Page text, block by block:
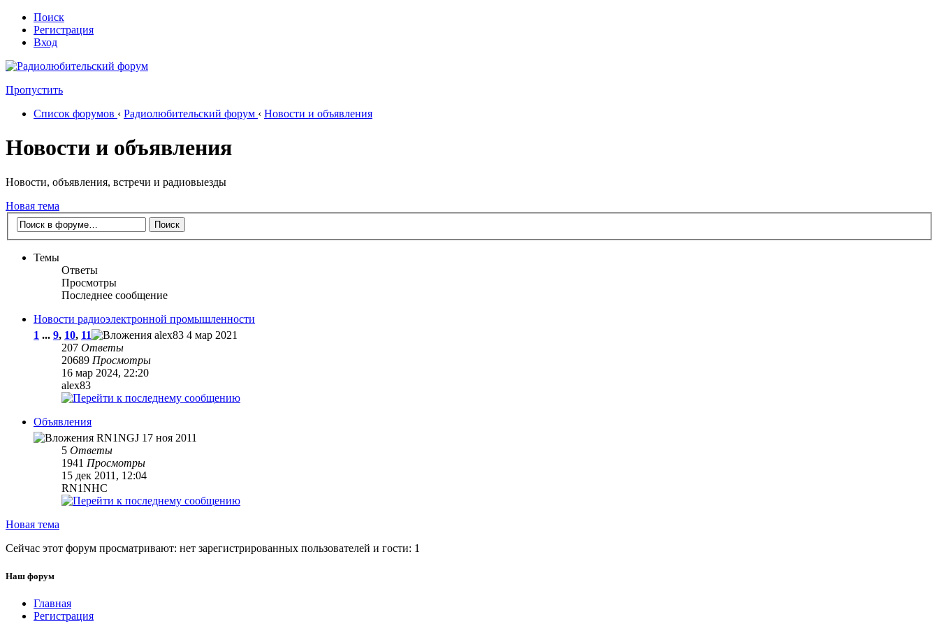
Поиск
Регистрация
Вход
Пропустить
Список форумов ‹ Радиолюбительский форум ‹ Новости и объявления
Новости и объявления
Новости, объявления, встречи и радиовыезды
Новая тема
Темы
Ответы
Просмотры
Последнее сообщение
Новости радиоэлектронной промышленности
1 ... 9, 10, 11 alex83 4 мар 2021
207 Ответы
20689 Просмотры
16 мар 2024, 22:20
alex83
Объявления
RN1NGJ 17 ноя 2011
5 Ответы
1941 Просмотры
15 дек 2011, 12:04
RN1NHC
Новая тема
Сейчас этот форум просматривают: нет зарегистрированных пользователей и гости: 1
Наш форум
Главная
Регистрация